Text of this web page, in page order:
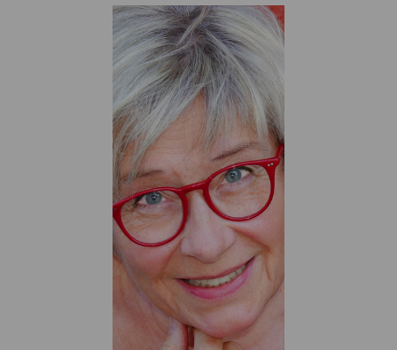
begann sein Auftreten auf Poetry Slams, führte über
Comedybühnen hin zum Produzieren einer
SpokenWordKammerTanzOper bis zu seinem
Soloprogramm „Authentisch ist das neue Scheiße“. Heun
ist dreifacher Deutschsprachiger Meister im Poetry Slam
(U20 & Team), dreifacher Berliner Meister im Poetry Slam; er
erhielt das Arbeitsstipendium deutschsprachige Literatur
des Landes Berlin und gewann den Kleinkunstpreis
Stuttgarter Besen plus Publikumspreis. Er war Gast des
Goethe-Instituts bei internationalen Poesiefestivals auf fünf
Kontinenten und liebt es Veranstaltungen zu erschaffen. Er
kreiert und moderiert Literatur-, Comedy- und Poetry-Slam-
Shows in der Volksbühne wie dem Club Ritter Butzke oder
auch im Planetarium oder dem Strandbad Weißensee.